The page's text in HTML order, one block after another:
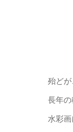
殆どが
長年の
水彩画